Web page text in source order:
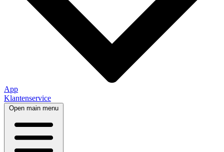
App
Klantenservice
Open main menu